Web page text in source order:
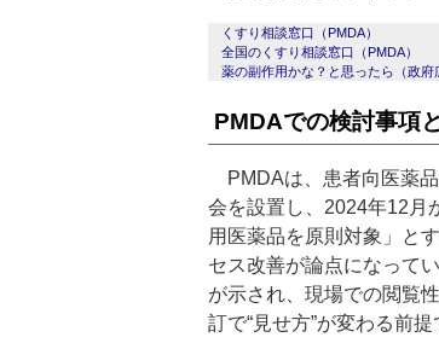
くすり相談窓口（PMDA）
全国のくすり相談窓口（PMDA）
薬の副作用かな？と思ったら（政府
PMDAでの検討事項
PMDAは、患者向医薬
会を設置し、2024年12月
用医薬品を原則対象」と
セス改善が論点になって
が示され、現場での閲覧
訂で“見せ方”が変わる前